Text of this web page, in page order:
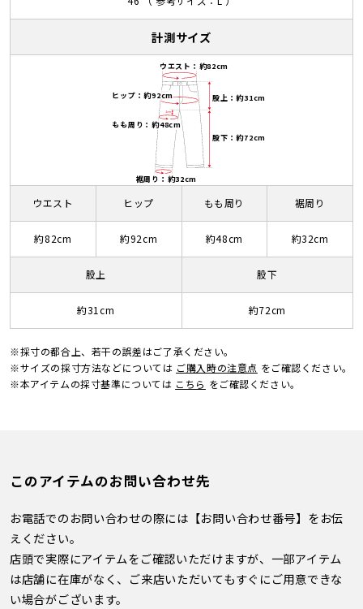
計測サイズ
ウエスト：約82cm
ヒップ：約92cm
もも周り：約48cm
裾周り：約32cm
股上：約31cm
股下：約72cm
ウエスト
約82cm
ヒップ
約92cm
もも周り
約48cm
裾周り
約32cm
股上
約31cm
股下
約72cm
※採寸の都合上、若干の誤差はご了承ください。
※サイズの採寸方法などについては ご購入時の注意点 をご確認ください。
※本アイテムの採寸基準については こちら をご確認ください。
このアイテムのお問い合わせ先
お電話でのお問い合わせの際には【お問い合わせ番号】をお伝
えください。
店頭で実際にアイテムをご確認いただけますが、一部アイテム
は店舗に在庫がなく、ご来店いただいてもすぐにご用意できな
い場合がございます。